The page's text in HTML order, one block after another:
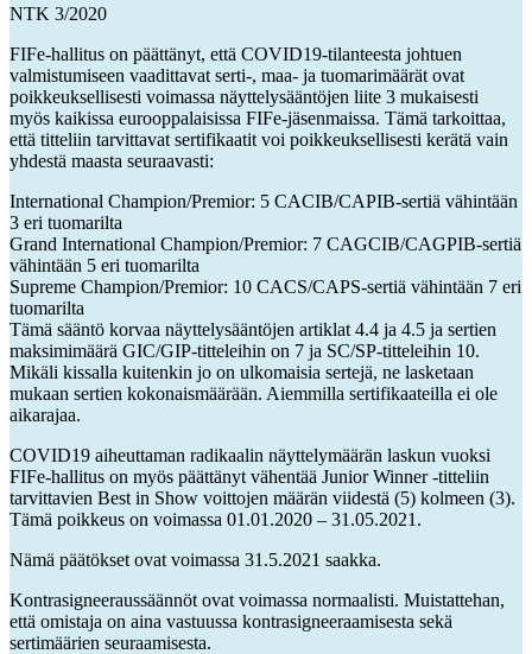
NTK 3/2020
FIFe-hallitus on päättänyt, että COVID19-tilanteesta johtuen
valmistumiseen vaadittavat serti-, maa- ja tuomarimäärät ovat
poikkeuksellisesti voimassa näyttelysääntöjen liite 3 mukaisesti
myös kaikissa eurooppalaisissa FIFe-jäsenmaissa. Tämä tarkoittaa,
että titteliin tarvittavat sertifikaatit voi poikkeuksellisesti kerätä vain
yhdestä maasta seuraavasti:
International Champion/Premior: 5 CACIB/CAPIB-sertiä vähintään
3 eri tuomarilta
Grand International Champion/Premior: 7 CAGCIB/CAGPIB-sertiä
vähintään 5 eri tuomarilta
Supreme Champion/Premior: 10 CACS/CAPS-sertiä vähintään 7 eri
tuomarilta
Tämä sääntö korvaa näyttelysääntöjen artiklat 4.4 ja 4.5 ja sertien
maksimimäärä GIC/GIP-titteleihin on 7 ja SC/SP-titteleihin 10.
Mikäli kissalla kuitenkin jo on ulkomaisia sertejä, ne lasketaan
mukaan sertien kokonaismäärään. Aiemmilla sertifikaateilla ei ole
aikarajaa.
COVID19 aiheuttaman radikaalin näyttelymäärän laskun vuoksi
FIFe-hallitus on myös päättänyt vähentää Junior Winner -titteliin
tarvittavien Best in Show voittojen määrän viidestä (5) kolmeen (3).
Tämä poikkeus on voimassa 01.01.2020 – 31.05.2021.
Nämä päätökset ovat voimassa 31.5.2021 saakka.
Kontrasigneeraussäännöt ovat voimassa normaalisti. Muistattehan,
että omistaja on aina vastuussa kontrasigneeraamisesta sekä
sertimäärien seuraamisesta.